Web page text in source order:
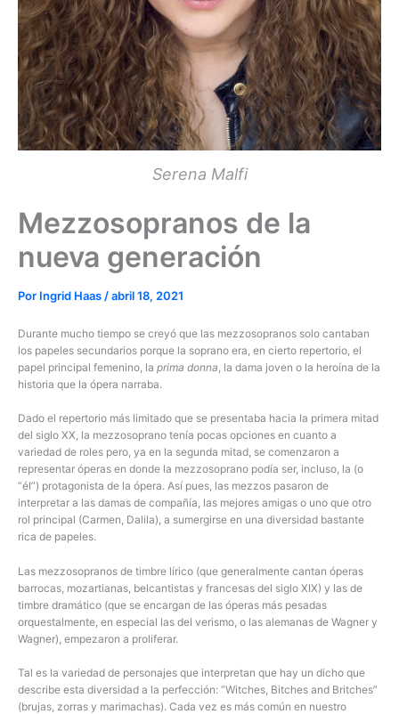
Serena Malfi
Mezzosopranos de la
nueva generación
Por Ingrid Haas /abril 18, 2021
Durante mucho tiempo se creyó que las mezzosopranos solo cantaban
los papeles secundarios porque la soprano era, en cierto repertorio, el
papel principal femenino, la prima donna, la dama joven o la heroína de la
historia que la ópera narraba.
Dado el repertorio más limitado que se presentaba hacia la primera mitad
del siglo XX, la mezzosoprano tenía pocas opciones en cuanto a
variedad de roles pero, ya en la segunda mitad, se comenzaron a
representar óperas en donde la mezzosoprano podía ser, incluso, la (o
“él”) protagonista de la ópera. Así pues, las mezzos pasaron de
interpretar a las damas de compañía, las mejores amigas o uno que otro
rol principal (Carmen, Dalila), a sumergirse en una diversidad bastante
rica de papeles.
Las mezzosopranos de timbre lírico (que generalmente cantan óperas
barrocas, mozartianas, belcantistas y francesas del siglo XIX) y las de
timbre dramático (que se encargan de las óperas más pesadas
orquestalmente, en especial las del verismo, o las alemanas de Wagner y
Wagner), empezaron a proliferar.
Tal es la variedad de personajes que interpretan que hay un dicho que
describe esta diversidad a la perfección: “Witches, Bitches and Britches”
(brujas, zorras y marimachas). Cada vez es más común en nuestro